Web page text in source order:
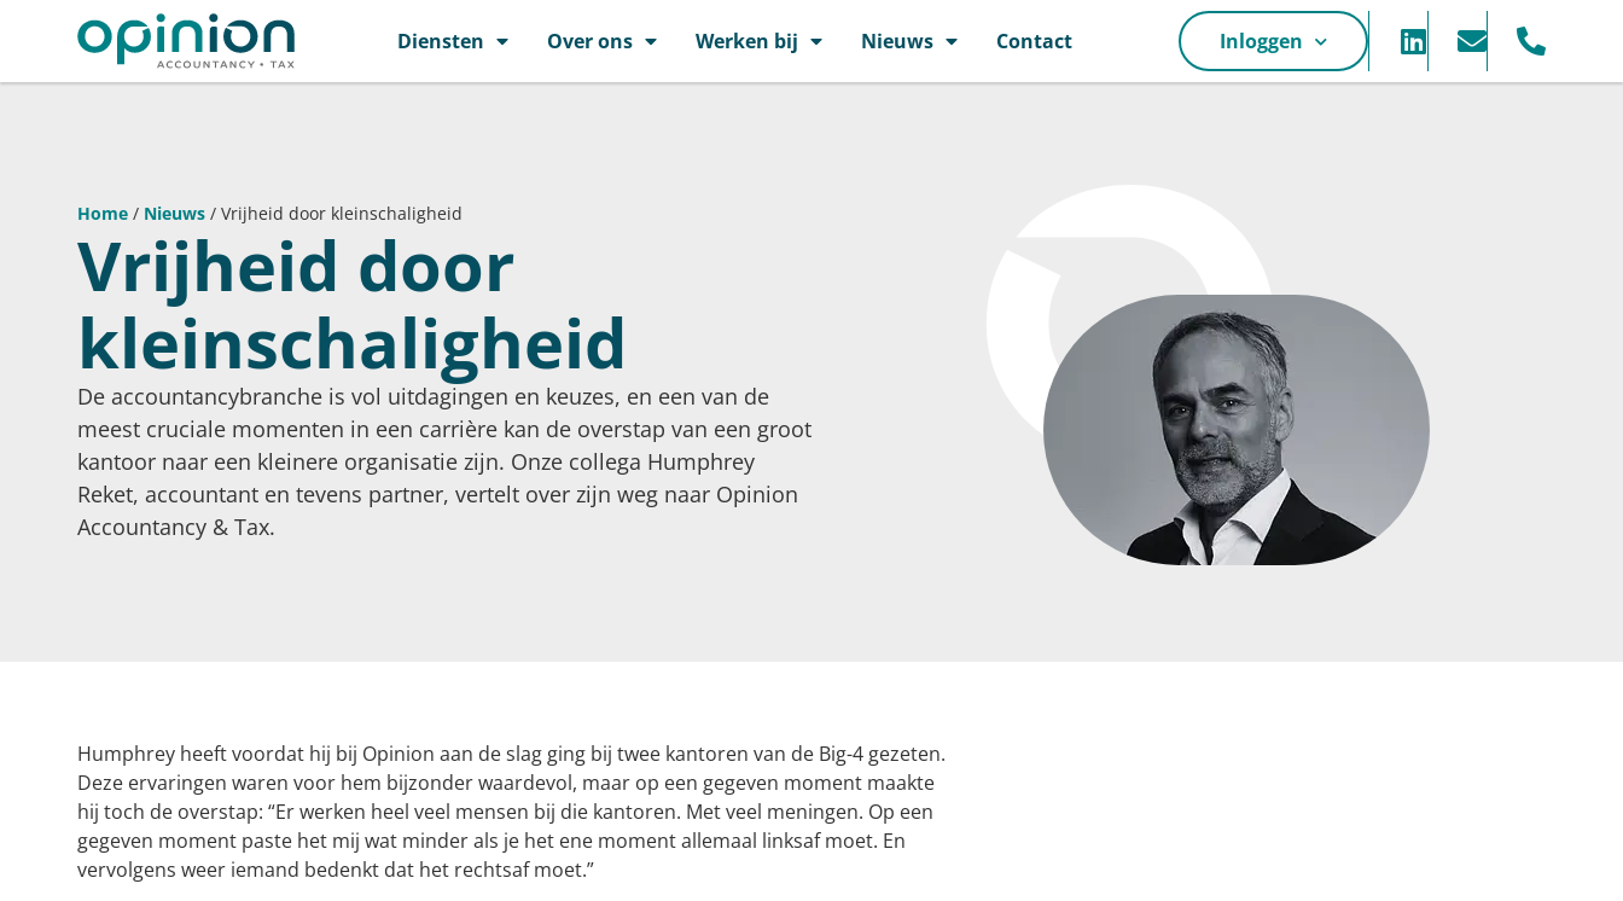
Diensten Over ons Werken bij Nieuws Contact Inloggen
Home / Nieuws / Vrijheid door kleinschaligheid
Vrijheid door
kleinschaligheid
De accountancybranche is vol uitdagingen en keuzes, en een van de
meest cruciale momenten in een carrière kan de overstap van een groot
kantoor naar een kleinere organisatie zijn. Onze collega Humphrey
Reket, accountant en tevens partner, vertelt over zijn weg naar Opinion
Accountancy & Tax.
Humphrey heeft voordat hij bij Opinion aan de slag ging bij twee kantoren van de Big-4 gezeten.
Deze ervaringen waren voor hem bijzonder waardevol, maar op een gegeven moment maakte
hij toch de overstap: “Er werken heel veel mensen bij die kantoren. Met veel meningen. Op een
gegeven moment paste het mij wat minder als je het ene moment allemaal linksaf moet. En
vervolgens weer iemand bedenkt dat het rechtsaf moet.”